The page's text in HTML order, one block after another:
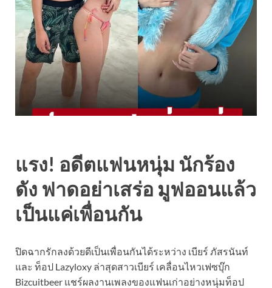
แรง! อดีตแฟนหนุ่ม นักร้อง
ดัง ฟาดอย่าเสร่อ มูฟออนแล้ว
เป็นแค่เพื่อนกัน
ปิดฉากรักลงด้วยดีเป็นเพื่อนกันได้ระหว่าง เบียร์ ภัสรนันท์
และ ท็อป Lazyloxy ล่าสุดสาวเบียร์ เคลื่อนไหวเฟซบุ๊ก
Bizcuitbeer แชร์ผลงานเพลงของแฟนเก่าอย่างหนุ่มท็อป